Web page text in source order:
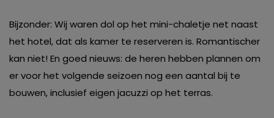
Bijzonder: Wij waren dol op het mini-chaletje net naast
het hotel, dat als kamer te reserveren is. Romantischer
kan niet! En goed nieuws: de heren hebben plannen om
er voor het volgende seizoen nog een aantal bij te
bouwen, inclusief eigen jacuzzi op het terras.